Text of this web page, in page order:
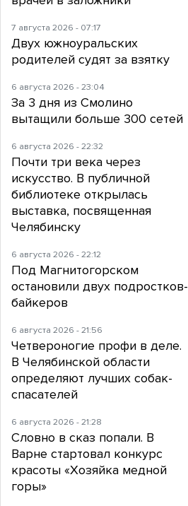
7 августа 2026 - 07:17
Двух южноуральских
родителей судят за взятку
6 августа 2026 - 23:04
За 3 дня из Смолино
вытащили больше 300 сетей
6 августа 2026 - 22:32
Почти три века через
искусство. В публичной
библиотеке открылась
выставка, посвященная
Челябинску
6 августа 2026 - 22:12
Под Магнитогорском
остановили двух подростков-
байкеров
6 августа 2026 - 21:56
Четвероногие профи в деле.
В Челябинской области
определяют лучших собак-
спасателей
6 августа 2026 - 21:28
Словно в сказ попали. В
Варне стартовал конкурс
красоты «Хозяйка медной
горы»